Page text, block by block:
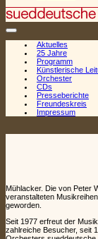
Navigationsmenü
Aktuelles
25 Jahre
Programm
Künstlerische
Orchester
CDs
Presseberichte
Freundeskreis
Impressum
Mühlacker. Die von Peter
veranstalteten
geworden.
Seit 1977 erfreut der
zahlreiche Besucher, seit